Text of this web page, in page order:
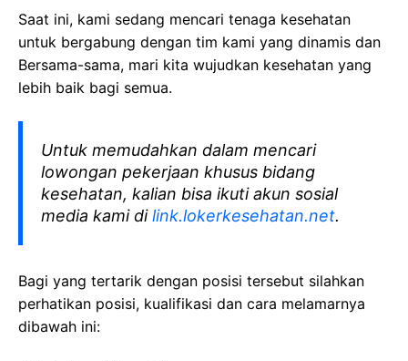
Saat ini, kami sedang mencari tenaga kesehatan
untuk bergabung dengan tim kami yang dinamis dan
Bersama-sama, mari kita wujudkan kesehatan yang
lebih baik bagi semua.
Untuk memudahkan dalam mencari
lowongan pekerjaan khusus bidang
kesehatan, kalian bisa ikuti akun sosial
media kami dilink.lokerkesehatan.net.
Bagi yang tertarik dengan posisi tersebut silahkan
perhatikan posisi, kualifikasi dan cara melamarnya
dibawah ini: